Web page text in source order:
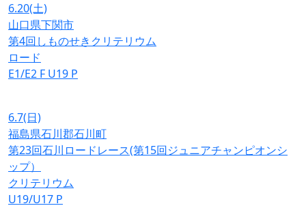
6.20(土)
山口県下関市
第4回しものせきクリテリウム
ロード
E1/E2 F U19 P
6.7(日)
福島県石川郡石川町
第23回石川ロードレース(第15回ジュニアチャンピオンシ
ップ）
クリテリウム
U19/U17 P